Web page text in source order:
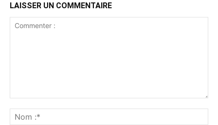
LAISSER UN COMMENTAIRE